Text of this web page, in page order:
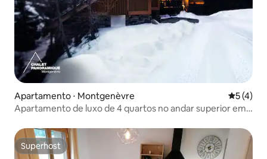
Apartamento ⋅ Montgenèvre 5 de
5 (4)
Apartamento de luxo de 4 quartos no andar superior em
Superhost
Superhost